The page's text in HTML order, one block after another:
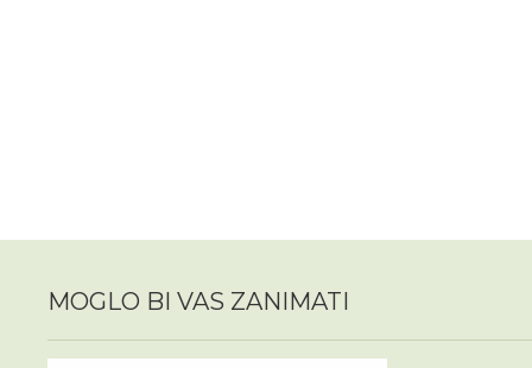
MOGLO BI VAS ZANIMATI